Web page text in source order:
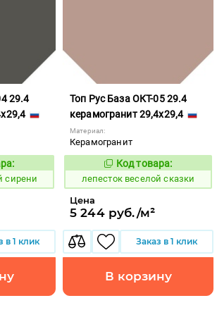
29.4
сирени
в 1 клик
Топ Рус База ОКТ-05 29.4
керамогранит 29,4x29,4
Материал:
Керамогранит
860590
Код товара:
лепесток веселой сказки
Цена
5 244 руб./м²
Заказ в 1 клик
В корзину